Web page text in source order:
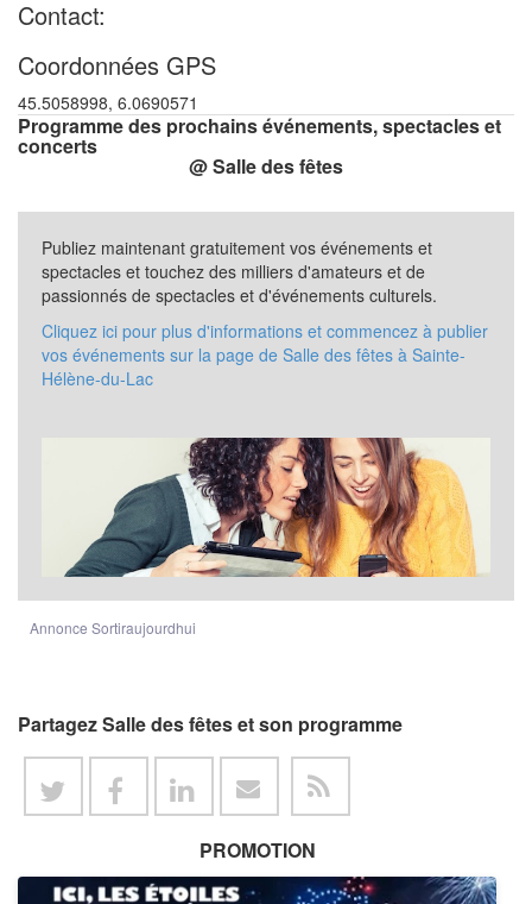
Contact:
Coordonnées GPS
45.5058998, 6.0690571
Programme des prochains événements, spectacles et
concerts
@ Salle des fêtes
Publiez maintenant gratuitement vos événements et
spectacles et touchez des milliers d'amateurs et de
passionnés de spectacles et d'événements culturels.
Cliquez ici pour plus d'informations et commencez à publier
vos événements sur la page de Salle des fêtes à Sainte-
Hélène-du-Lac
Annonce Sortiraujourdhui
Partagez Salle des fêtes et son programme
PROMOTION